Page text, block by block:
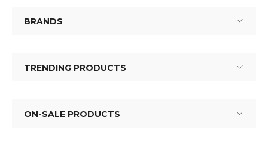
BRANDS
TRENDING PRODUCTS
ON-SALE PRODUCTS